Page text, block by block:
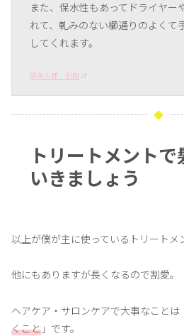
また、保水性もあってドライヤー
れて、軋みのない櫛通りのよくて
してくれます。
頭美人様 引用
トリートメント
いきましょう
以上が僕が主に使っているトリートメ
他にもありますが長くなるので割愛。
ヘアケア・サロンケアで大事なことは
くこと 」です。